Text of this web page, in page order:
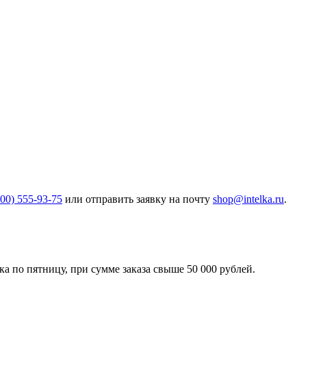
555-93-75 или отправить заявку на почту shop@intelka.ru.
по пятницу, при сумме заказа свыше 50 000 рублей.